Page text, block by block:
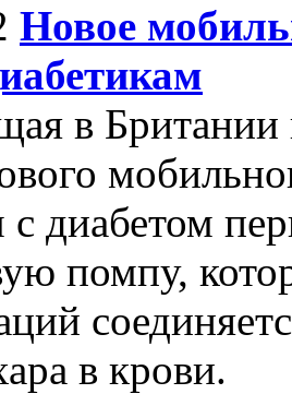
Новое
в Британии
с диабетом
помпу,
в крови.